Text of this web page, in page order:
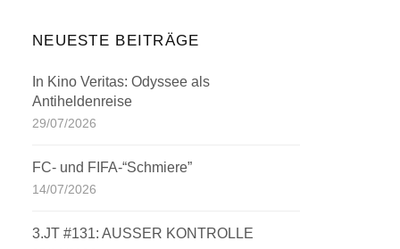
NEUESTE BEITRÄGE
In Kino Veritas: Odyssee als
Antiheldenreise
29/07/2026
FC- und FIFA-“Schmiere”
14/07/2026
3.JT #131: AUSSER KONTROLLE